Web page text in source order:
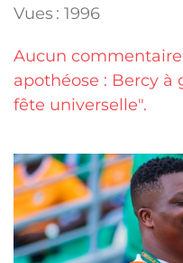
Vues : 1996
Aucun commentaire
apothéose : Bercy
fête universelle".